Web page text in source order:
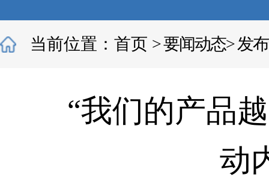
当前位置： 首页 >要闻动态>发
“我们的产品
动